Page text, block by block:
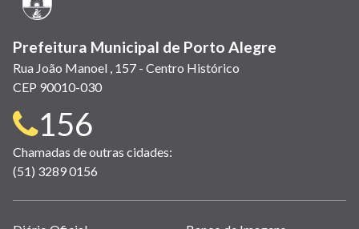
Prefeitura Municipal de Porto Alegre
Rua João Manoel , 157 - Centro Histórico
CEP 90010-030
Telefone
para
contato:
156
Chamadas de outras cidades:
(51) 3289 0156